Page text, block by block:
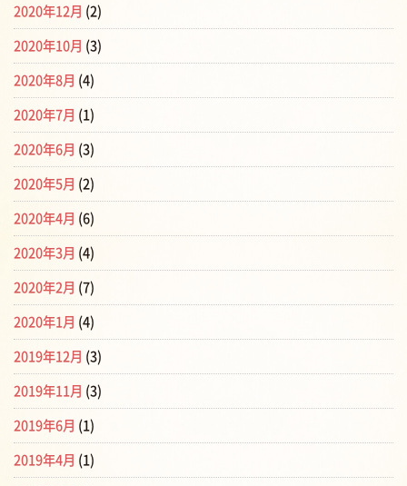
2020年12月 (2)
2020年10月 (3)
2020年8月 (4)
2020年7月 (1)
2020年6月 (3)
2020年5月 (2)
2020年4月 (6)
2020年3月 (4)
2020年2月 (7)
2020年1月 (4)
2019年12月 (3)
2019年11月 (3)
2019年6月 (1)
2019年4月 (1)